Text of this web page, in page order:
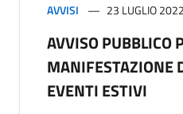
AVVISI 23 LUGLIO 2022
AVVISO PUBBLICO
MANIFESTAZIONE
EVENTI ESTIVI